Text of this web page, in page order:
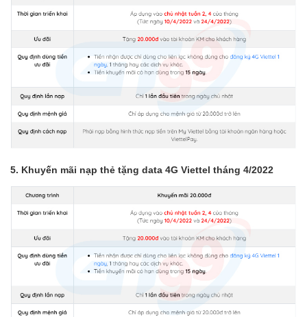
5. Khuyến mãi nạp thẻ tặng data 4G Viettel tháng 4/2022